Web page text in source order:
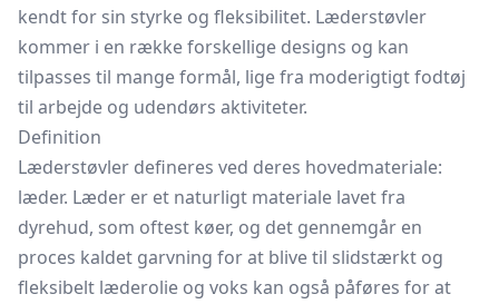
kendt for sin styrke og fleksibilitet. Læderstøvler
kommer i en række forskellige designs og kan
tilpasses til mange formål, lige fra moderigtigt fodtøj
til arbejde og udendørs aktiviteter.
Definition
Læderstøvler defineres ved deres hovedmateriale:
læder. Læder er et naturligt materiale lavet fra
dyrehud, som oftest køer, og det gennemgår en
proces kaldet garvning for at blive til slidstærkt og
fleksibelt læderolie og voks kan også påføres for at